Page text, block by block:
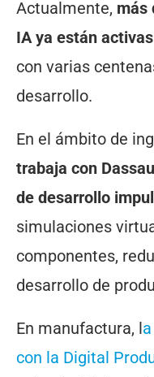
Actualmente, más
IA ya están
con varias
desarrollo.
En el ámbito de
trabaja con
de desarrollo
simulaciones
componentes,
desarrollo de
En manufactura, l
con la Digital